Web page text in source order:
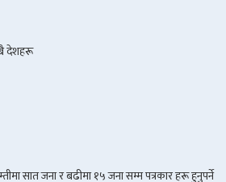
देशहरू
सात जना र बढीमा १५ जना सम्म पत्रकार हरू हुनुपर्ने